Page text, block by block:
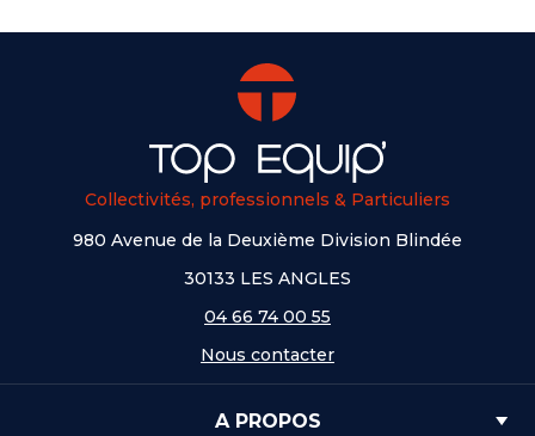
Collectivités, professionnels & Particuliers
980 Avenue de la Deuxième Division Blindée
30133 LES ANGLES
04 66 74 00 55
Nous contacter
A PROPOS